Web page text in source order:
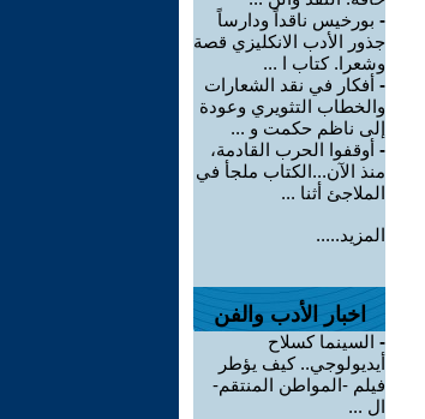
- بورخيس ناقداً ودارساً
جذور الأدب الانكليزي قصة
وشعرا. كتاب ا ...
- أفكار في نقد الشعارات
والخطاب التثويري وعودة
إلى ناظم حكمت و ...
- أوقفوا الحرب القادمة،
منذ الآن...الكتاب ملجأ في
الملاجئ أثنا ...
المزيد.....
اخبار الأدب والفن
- السينما كسلاح
أيديولوجي.. كيف يؤطر
فيلم -المواطن المنتقم-
ال ...